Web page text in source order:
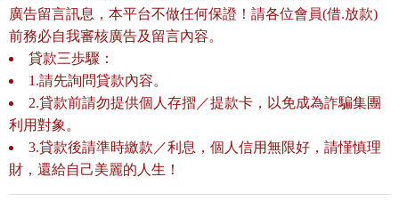
廣告留言訊息，本平台不做任何保證！請各位會員(借.放款)
前務必自我審核廣告及留言內容。
貸款三歩驟：
1.請先詢問貸款內容。
2.貸款前請勿提供個人存摺／提款卡，以免成為詐騙集團
利用對象。
3.貸款後請準時繳款／利息，個人信用無限好，請慬慎理
財，還給自己美麗的人生！